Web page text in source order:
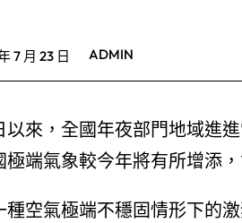
7 月 23 日 ADMIN
以來，全國年夜部門地域進
極端氣象較今年將有所增添
種空氣極端不穩固情形下的